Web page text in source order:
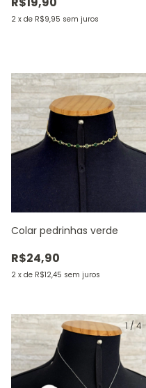
2 x de R$9,95 sem juros
Colar pedrinhas verde
R$24,90
2 x de R$12,45 sem juros
1 /4